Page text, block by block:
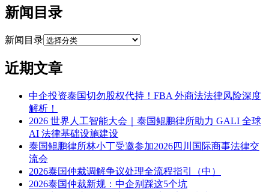
新闻目录
新闻目录
近期文章
中企投资泰国切勿股权代持！FBA 外商法法律风险深度
解析！
2026 世界人工智能大会｜泰国鲲鹏律所助力 GALI 全球
AI 法律基础设施建设
泰国鲲鹏律所林小丁受邀参加2026四川国际商事法律交
流会
2026泰国仲裁调解争议处理全流程指引（中）
2026泰国仲裁新规：中企别踩这5个坑